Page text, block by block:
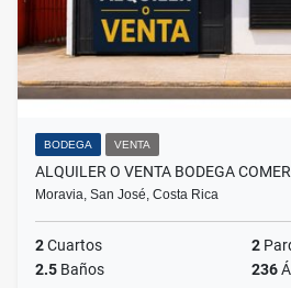
BODEGA VENTA
ALQUILER O VENTA BODEGA
Moravia, San José, Costa Rica
2Cuartos 2
2.5 Baños 236